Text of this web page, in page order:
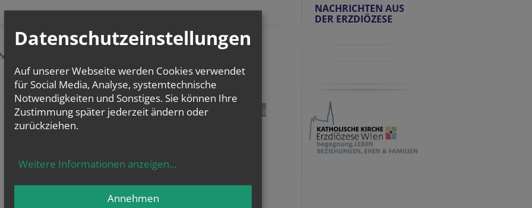
teilen tweet pin it
NACHRICHTEN AUS
DER ERZDIÖZESE
Datenschutzeinstellungen
Auf unserer Webseite werden Cookies verwendet
für Social Media, Analyse, systemtechnische
Notwendigkeiten und Sonstiges. Sie können Ihre
Zustimmung später jederzeit ändern oder
zurückziehen.
Weitere Informationen anzeigen...
Annehmen